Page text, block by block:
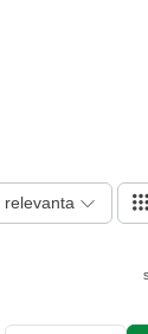
relevanta